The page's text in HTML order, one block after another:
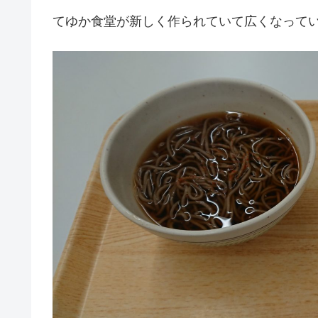
てゆか食堂が新しく作られていて広くなって